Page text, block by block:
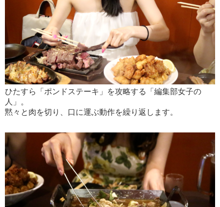
ひたすら「ポンドステーキ」を攻略する「編集部女子の
人」。
黙々と肉を切り、口に運ぶ動作を繰り返します。